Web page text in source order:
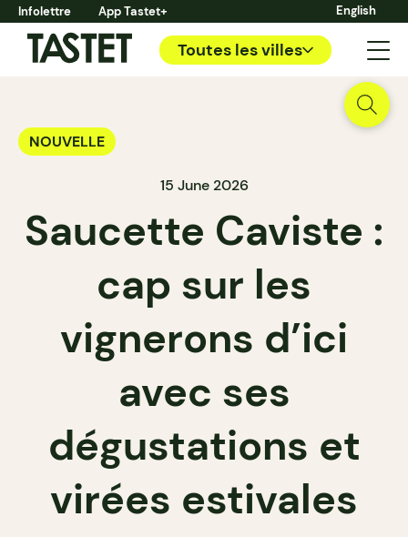
Infolettre App Tastet+ English
Toutes les villes
NOUVELLE
15 June 2026
Saucette Caviste :
cap sur les
vignerons d’ici
avec ses
dégustations et
virées estivales